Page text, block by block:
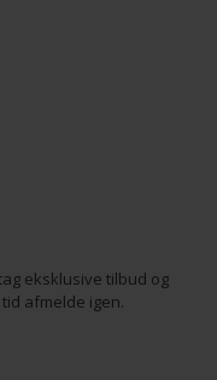
eksklusive tilbud og
afmelde igen.